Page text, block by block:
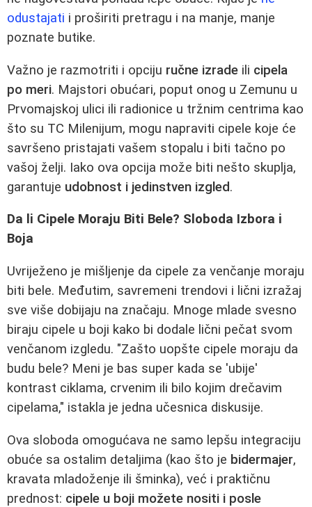
odustajati i proširiti pretragu i na manje, manje
poznate butike.
Važno je razmotriti i opciju ručne izrade ili cipela
po meri. Majstori obućari, poput onog u Zemunu u
Prvomajskoj ulici ili radionice u tržnim centrima kao
što su TC Milenijum, mogu napraviti cipele koje će
savršeno pristajati vašem stopalu i biti tačno po
vašoj želji. Iako ova opcija može biti nešto skuplja,
garantuje udobnost i jedinstven izgled.
Da li Cipele Moraju Biti Bele? Sloboda Izbora i
Boja
Uvriježeno je mišljenje da cipele za venčanje moraju
biti bele. Međutim, savremeni trendovi i lični izražaj
sve više dobijaju na značaju. Mnoge mlade svesno
biraju cipele u boji kako bi dodale lični pečat svom
venčanom izgledu. "Zašto uopšte cipele moraju da
budu bele? Meni je bas super kada se 'ubije'
kontrast ciklama, crvenim ili bilo kojim drečavim
cipelama," istakla je jedna učesnica diskusije.
Ova sloboda omogućava ne samo lepšu integraciju
obuće sa ostalim detaljima (kao što je bidermajer,
kravata mladoženje ili šminka), već i praktičnu
prednost: cipele u boji možete nositi i posle